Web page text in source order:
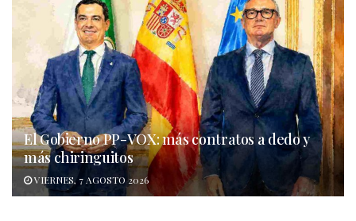
El Gobierno PP-VOX: más contratos a dedo y
más chiringuitos
VIERNES, 7 AGOSTO 2026